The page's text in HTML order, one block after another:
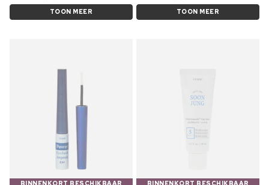
TOON MEER TOON MEER
BINNENKORT BESCHIKBAAR BINNENKORT BESCHIKBAAR